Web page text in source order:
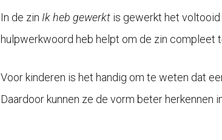
In de zin Ik heb gewerktis gewerkt het voltooid
hulpwerkwoord heb helpt om de zin compleet
Voor kinderen is het handig om te weten dat
Daardoor kunnen ze de vorm beter herkennen